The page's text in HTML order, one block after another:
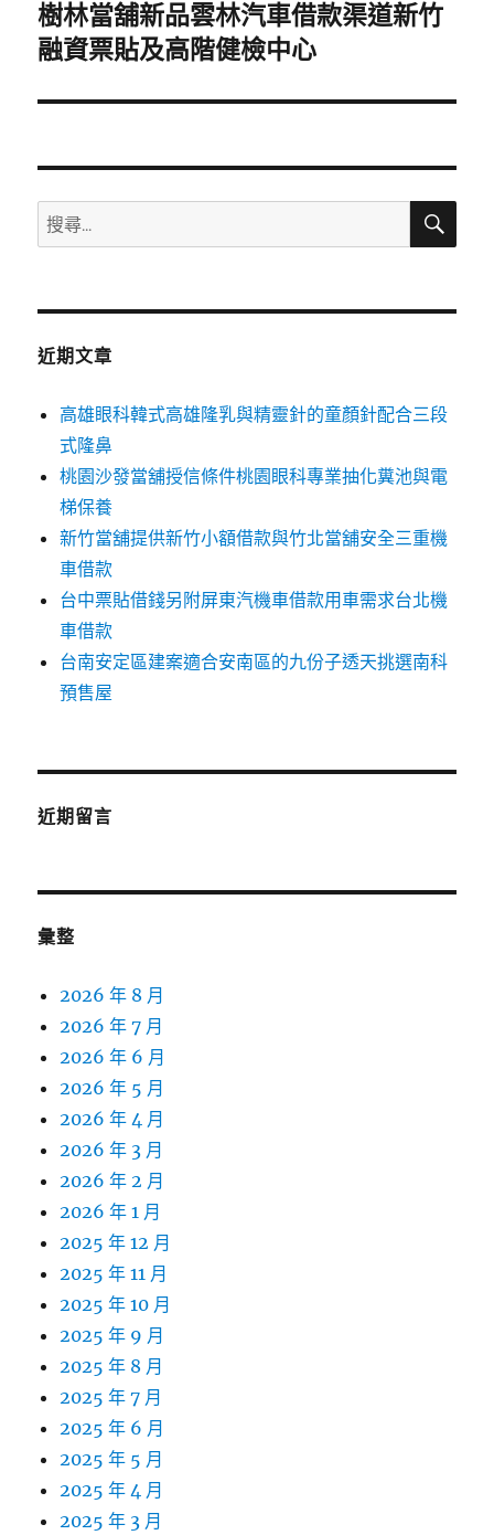
下
一
文
樹林當舖新品雲林汽車借款渠道新竹
融資票貼及高階健檢中心
搜
尋
鍵
搜
近期文章
高雄眼科韓式高雄隆乳與精靈針的童顏針配合三段
式隆鼻
桃園沙發當舖授信條件桃園眼科專業抽化糞池與電
梯保養
新竹當舖提供新竹小額借款與竹北當舖安全三重機
車借款
台中票貼借錢另附屏東汽機車借款用車需求台北機
車借款
台南安定區建案適合安南區的九份子透天挑選南科
預售屋
近期留言
彙整
2026 年 8 月
2026 年 7 月
2026 年 6 月
2026 年 5 月
2026 年 4 月
2026 年 3 月
2026 年 2 月
2026 年 1 月
2025 年 12 月
2025 年 11 月
2025 年 10 月
2025 年 9 月
2025 年 8 月
2025 年 7 月
2025 年 6 月
2025 年 5 月
2025 年 4 月
2025 年 3 月